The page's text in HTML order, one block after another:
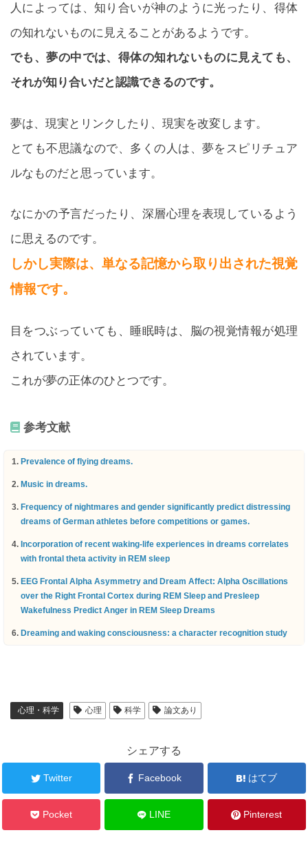
人によっては、知り合いが神のように光ったり、得体
の知れないものに見えることがあるようです。
でも、夢の中では、得体の知れないものに見えても、
それが知り合いだと認識できるのです。
夢は、現実とリンクしたり、現実を改変します。
とても不思議なので、多くの人は、夢をスピリチュア
ルなものだと思っています。
なにかの予言だったり、深層心理を表現しているよう
に思えるのです。
しかし実際は、単なる記憶から取り出された視覚
情報です。
目をつぶっていても、睡眠時は、脳の視覚情報が処理
されています。
これが夢の正体のひとつです。
参考文献
Prevalence of flying dreams.
Music in dreams.
Frequency of nightmares and gender significantly predict distressing
dreams of German athletes before competitions or games.
Incorporation of recent waking-life experiences in dreams correlates
with frontal theta activity in REM sleep
EEG Frontal Alpha Asymmetry and Dream Affect: Alpha Oscillations
over the Right Frontal Cortex during REM Sleep and Presleep
Wakefulness Predict Anger in REM Sleep Dreams
Dreaming and waking consciousness: a character recognition study
心理・科学 心理 科学 論文あり
シェアする
Twitter Facebook はてブ
Pocket LINE Pinterest